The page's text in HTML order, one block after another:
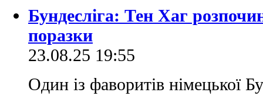
Бундесліга: Тен Хаг
поразки
23.08.25 19:55
Один із фаворитів німецької